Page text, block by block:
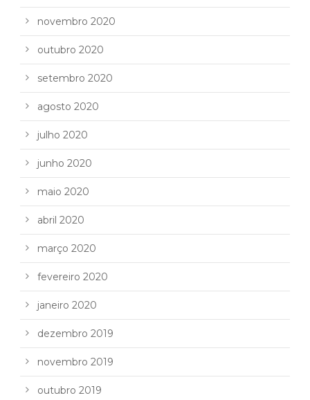
novembro 2020
outubro 2020
setembro 2020
agosto 2020
julho 2020
junho 2020
maio 2020
abril 2020
março 2020
fevereiro 2020
janeiro 2020
dezembro 2019
novembro 2019
outubro 2019